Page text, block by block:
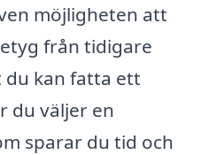
möjligheten att
från tidigare
du kan fatta ett
du väljer en
sparar du tid och